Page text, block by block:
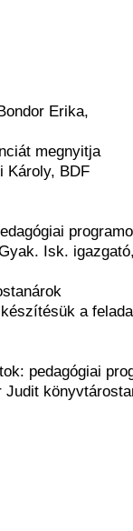
Erika,
megnyitja
Károly, BDF
Isk.
a
pedagógiai
Judit